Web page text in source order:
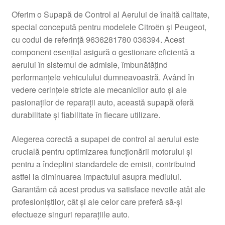
Despre noi
Finalizare comandă
Livrare
Livrare în toată lumea
Plângere
Plățile
Politică de confidențialitate
Procedura de reclamație
Oferim o Supapă de Control al Aerului de înaltă calitate,
special concepută pentru modelele Citroën și Peugeot,
cu codul de referință 9636281780 036394. Acest
component esențial asigură o gestionare eficientă a
aerului în sistemul de admisie, îmbunătățind
performanțele vehiculului dumneavoastră. Având în
vedere cerințele stricte ale mecanicilor auto și ale
pasionaților de reparații auto, această supapă oferă
durabilitate și fiabilitate în fiecare utilizare.
Alegerea corectă a supapei de control al aerului este
crucială pentru optimizarea funcționării motorului și
pentru a îndeplini standardele de emisii, contribuind
astfel la diminuarea impactului asupra mediului.
Garantăm că acest produs va satisface nevoile atât ale
profesioniștilor, cât și ale celor care preferă să-și
efectueze singuri reparațiile auto.